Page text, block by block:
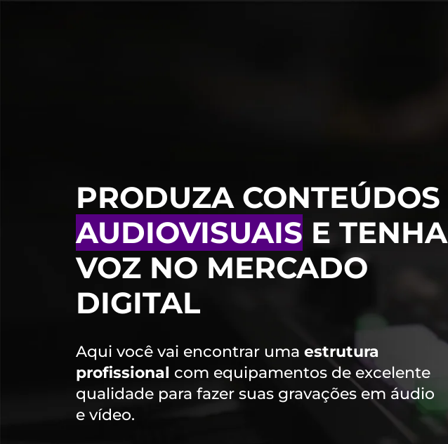
PRODUZA CONTEÚDOS
AUDIOVISUAIS E TENHA
VOZ NO MERCADO
DIGITAL
Aqui você vai encontrar uma estrutura
profissional com equipamentos de excelente
qualidade para fazer suas gravações em áudio
e vídeo.